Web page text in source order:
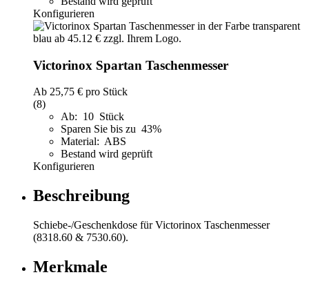
Konfigurieren
Victorinox Spartan Taschenmesser
Ab 25,75 € pro Stück
(8)
Ab: 10 Stück
Sparen Sie bis zu 43%
Material: ABS
Bestand wird geprüft
Konfigurieren
Beschreibung
Schiebe-/Geschenkdose für Victorinox Taschenmesser
(8318.60 & 7530.60).
Merkmale